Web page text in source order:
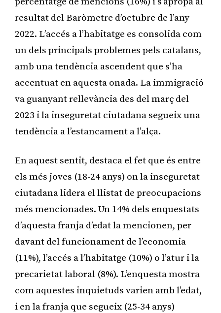
resultat del Baròmetre d’octubre de l’any
2022. L’accés a l’habitatge es consolida com
un dels principals problemes pels catalans,
amb una tendència ascendent que s’ha
accentuat en aquesta onada. La immigració
va guanyant rellevància des del març del
2023 i la inseguretat ciutadana segueix una
tendència a l’estancament a l’alça.
En aquest sentit, destaca el fet que és entre
els més joves (18-24 anys) on la inseguretat
ciutadana lidera el llistat de preocupacions
més mencionades. Un 14% dels enquestats
d’aquesta franja d’edat la mencionen, per
davant del funcionament de l’economia
(11%), l’accés a l’habitatge (10%) o l’atur i la
precarietat laboral (8%). L’enquesta mostra
com aquestes inquietuds varien amb l’edat,
i en la franja que segueix (25-34 anys)